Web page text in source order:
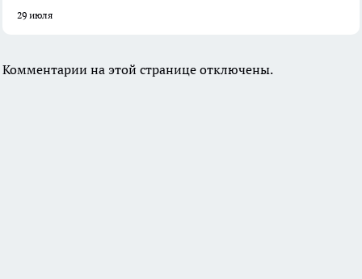
29 июля
Комментарии на этой странице отключены.